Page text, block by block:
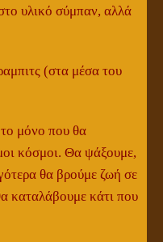
υλικό σύμπαν, αλλά
(στα μέσα του
μόνο που θα
κόσμοι. Θα ψάξουμε,
θα βρούμε ζωή σε
καταλάβουμε κάτι που